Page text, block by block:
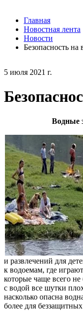
5 июля 2021 г.
Водные
и развлечений для
к водоемам, где
которые чаще всего
с водой все шутки
насколько опасна
более для
Главная
Новостная лента
Новости
Безопасность на